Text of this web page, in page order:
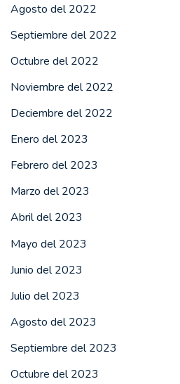
Agosto del 2022
Septiembre del 2022
Octubre del 2022
Noviembre del 2022
Deciembre del 2022
Enero del 2023
Febrero del 2023
Marzo del 2023
Abril del 2023
Mayo del 2023
Junio del 2023
Julio del 2023
Agosto del 2023
Septiembre del 2023
Octubre del 2023